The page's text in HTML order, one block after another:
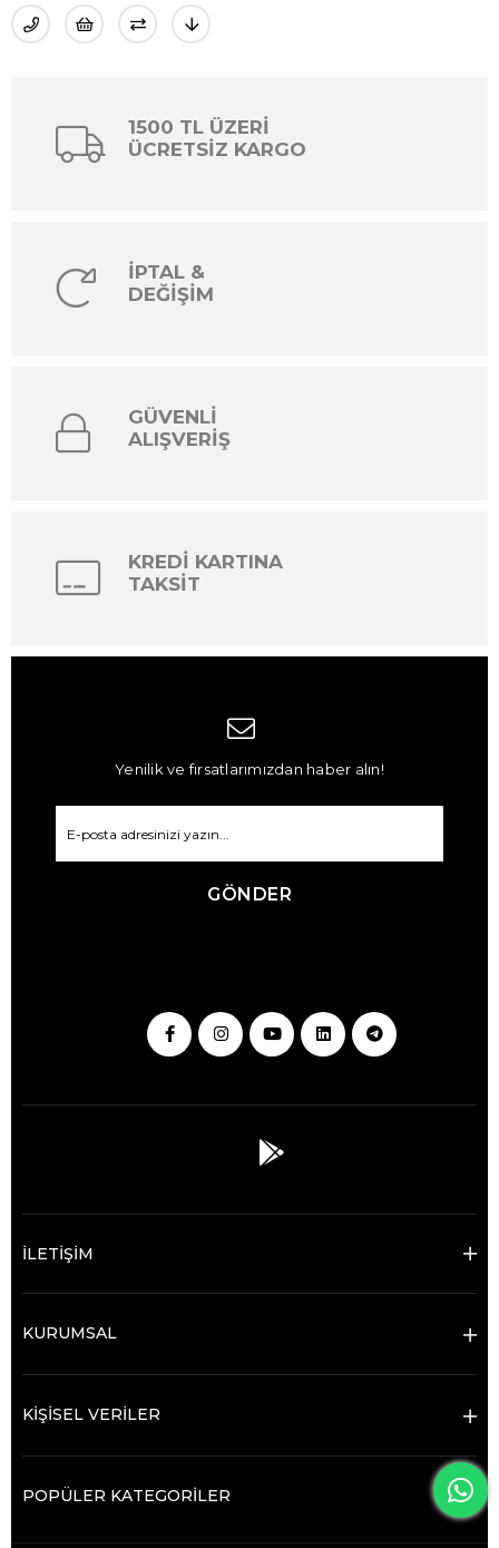
1500 TL ÜZERİ
ÜCRETSİZ KARGO
İPTAL &
DEĞİŞİM
GÜVENLİ
ALIŞVERİŞ
KREDİ KARTINA
TAKSİT
Yenilik ve fırsatlarımızdan haber alın!
GÖNDER
İLETİŞİM
KURUMSAL
KİŞİSEL VERİLER
POPÜLER KATEGORİLER